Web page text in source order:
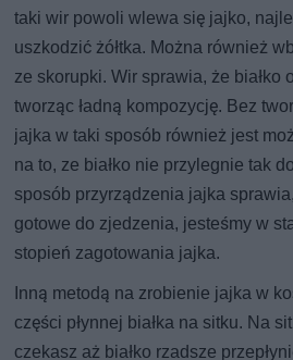
taki wir powoli wlewa się jajko,
uszkodzić żółtka. Można również
ze skorupki. Wir sprawia, że białko
tworząc ładną kompozycję. Bez
jajka w taki sposób również jest
na to, ze białko nie przylegnie tak
sposób przyrządzenia jajka
gotowe do zjedzenia, jesteśmy w
stopień zagotowania jajka.
Inną metodą na zrobienie jajka w
części płynnej białka na sitku. Na
czekasz aż białko rzadsze